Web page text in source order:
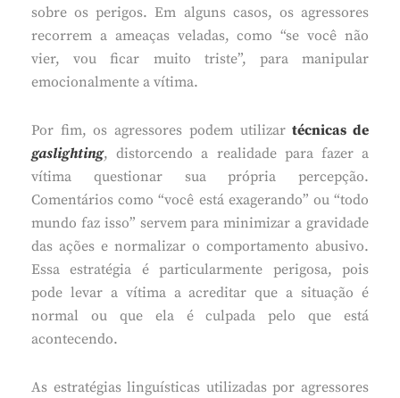
sobre os perigos. Em alguns casos, os agressores
recorrem a ameaças veladas, como “se você não
vier, vou ficar muito triste”, para manipular
emocionalmente a vítima.
Por fim, os agressores podem utilizartécnicas de
gaslighting, distorcendo a realidade para fazer a
vítima questionar sua própria percepção.
Comentários como “você está exagerando” ou “todo
mundo faz isso” servem para minimizar a gravidade
das ações e normalizar o comportamento abusivo.
Essa estratégia é particularmente perigosa, pois
pode levar a vítima a acreditar que a situação é
normal ou que ela é culpada pelo que está
acontecendo.
As estratégias linguísticas utilizadas por agressores